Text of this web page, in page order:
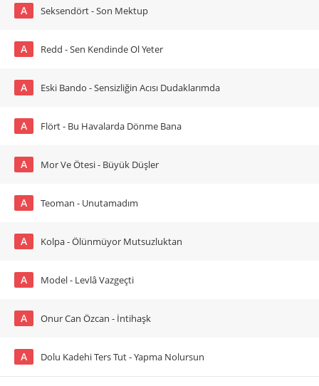
A Seksendört - Son Mektup
A Redd - Sen Kendinde Ol Yeter
A Eski Bando - Sensizliğin Acısı Dudaklarımda
A Flört - Bu Havalarda Dönme Bana
A Mor Ve Ötesi - Büyük Düşler
A Teoman - Unutamadım
A Kolpa - Ölünmüyor Mutsuzluktan
A Model - Levlâ Vazgeçti
A Onur Can Özcan - İntihaşk
A Dolu Kadehi Ters Tut - Yapma Nolursun